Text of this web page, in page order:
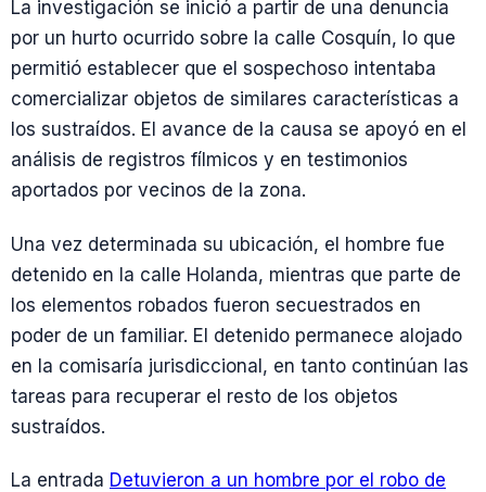
La investigación se inició a partir de una denuncia
por un hurto ocurrido sobre la calle Cosquín, lo que
permitió establecer que el sospechoso intentaba
comercializar objetos de similares características a
los sustraídos. El avance de la causa se apoyó en el
análisis de registros fílmicos y en testimonios
aportados por vecinos de la zona.
Una vez determinada su ubicación, el hombre fue
detenido en la calle Holanda, mientras que parte de
los elementos robados fueron secuestrados en
poder de un familiar. El detenido permanece alojado
en la comisaría jurisdiccional, en tanto continúan las
tareas para recuperar el resto de los objetos
sustraídos.
La entrada Detuvieron a un hombre por el robo de